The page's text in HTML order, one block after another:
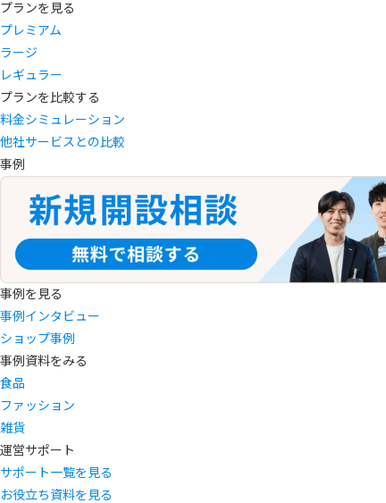
プランを見る
プレミアム
ラージ
レギュラー
プランを比較する
料金シミュレーション
他社サービスとの比較
事例
事例を見る
事例インタビュー
ショップ事例
事例資料をみる
食品
ファッション
雑貨
運営サポート
サポート一覧を見る
お役立ち資料を見る